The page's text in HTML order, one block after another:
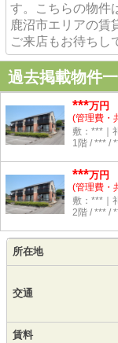
す。こちらの物件
鹿沼市エリアの賃
ご来店もお待ちし
過去掲載物件
***万円
(管理費・
敷：***｜
1階 / *** /
***万円
(管理費・
敷：***｜
2階 / *** /
所在地
交通
賃料